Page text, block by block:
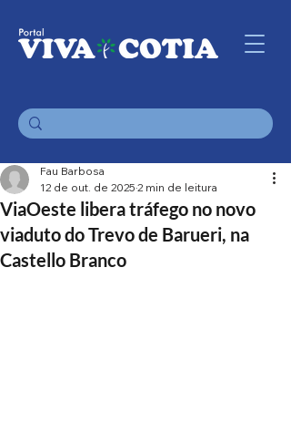
ViaOeste libera tráfego no novo
viaduto do Trevo de Barueri, na
Castello Branco
Fau Barbosa
12 de out. de 2025 2 min de leitura